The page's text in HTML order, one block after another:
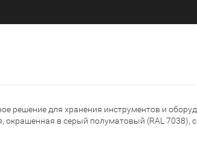
решение для хранения инструментов и
окрашенная в серый полуматовый (RAL